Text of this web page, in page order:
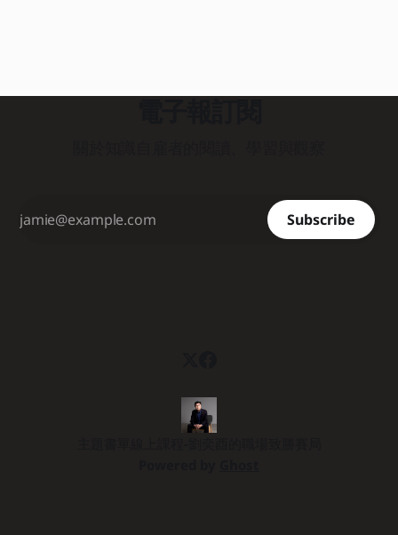
無法解決問題，反而容易引發「群體思維」與高階主管個人偏
的經驗，以及十多年來輔導超過三百個團隊的創投實務，共同
研發出一套能在兩天內（十小時）
Subscribe